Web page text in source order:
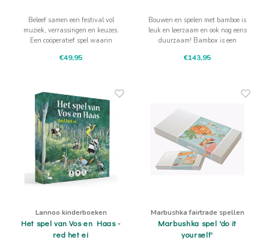
Beleef samen een festival vol
muziek, verrassingen en keuzes.
Een coöperatief spel waarin
samen plezier maken centraal
€49,95
Bouwen en spelen met bamboe is
leuk en leerzaam en ook nog eens
duurzaam! Bambox is een
samenwerken.
€143,95
Lannoo kinderboeken
Het spel van Vos en Haas -
red het ei
Marbushka fairtrade spellen
Marbushka spel 'do it
yourself'